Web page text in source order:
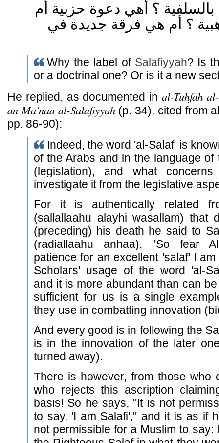
بالسلفية ؟ أهي دعوة حزبية أم
؟ أم هي فرقة جديدة في
Why the label of Salafiyyah? Is
or a doctrinal one? Or is it a new
He replied, as documented in al-Tuhfah
an Ma'naa al-Salafiyyah(p. 34), cited from
pp. 86-90):
Indeed, the word 'al-Salaf' is
of the Arabs and in the language of
(legislation), and what
investigate it from the legislative
For it is authentically related
(sallallaahu alayhi wasallam) that
(preceding) his death he said to
(radiallaahu anhaa), "So fear
patience for an excellent 'salaf' I
Scholars' usage of the word 'al-
and it is more abundant than can
sufficient for us is a single
they use in combatting innovation
And every good is in following the
is in the innovation of the later
turned away).
There is however, from those who
who rejects this ascription
basis! So he says, "It is not
to say, 'I am Salafi'," and it is as if
not permissible for a Muslim to say: